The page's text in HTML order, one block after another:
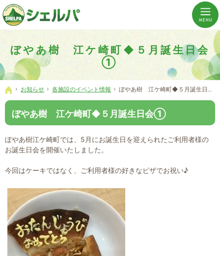
ぼやあ樹 江ケ崎町◆５月誕生日会
①
介護の「通い・泊まり・訪問」から必要なものだけをご提供。介護のことならシェルパへ。
横浜市神奈川区 事業所数No,1の小規模多機能型居宅介護ぼやあ樹
ホーム
お知らせ 各施設のイベント情報 ぼやあ樹 江ケ崎町◆５月誕生日会①
ぼやあ樹 江ケ崎町◆５月誕生日会①
ぼやあ樹江ケ崎町では、5月にお誕生日を迎えられたご利用者様の
お誕生日会を開催いたしました。
今回はケーキではなく、ご利用者様の好きなピザでお祝い♪